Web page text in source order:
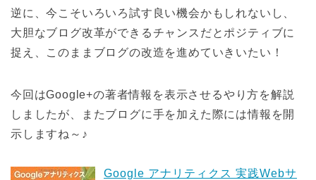
逆に、今こそいろいろ試す良い機会かもしれないし、
大胆なブログ改革ができるチャンスだとポジティブに
捉え、このままブログの改造を進めていきいたい！
今回はGoogle+の著者情報を表示させるやり方を解説
しましたが、またブログに手を加えた際には情報を開
示しますね～♪
Google アナリティクス 実践Webサ